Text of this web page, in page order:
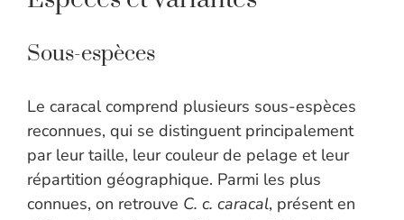
Sous-espèces
Le caracal comprend plusieurs sous-espèces
reconnues, qui se distinguent principalement
par leur taille, leur couleur de pelage et leur
répartition géographique. Parmi les plus
connues, on retrouve C. c. caracal, présent en